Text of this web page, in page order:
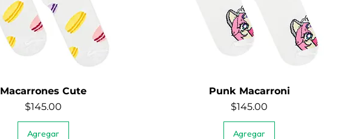
Quick View
Macarrones Cute
Price
$145.00
Agregar
Quick View
Punk Macarroni
Price
$145.00
Agregar